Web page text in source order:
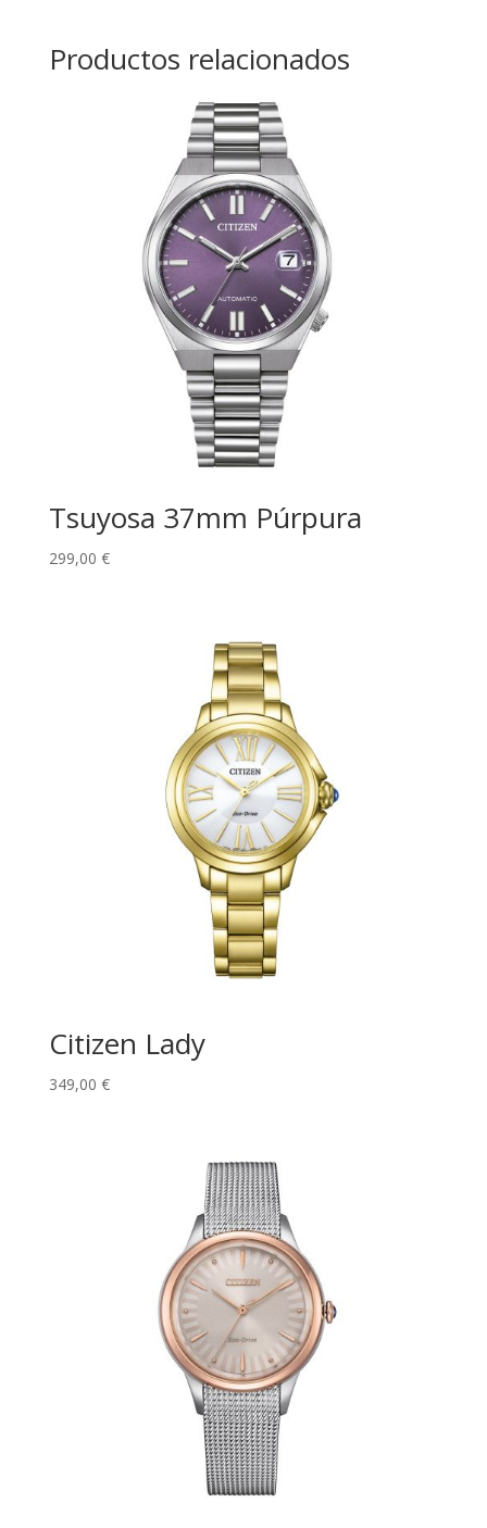
Productos relacionados
Tsuyosa 37mm Púrpura
299,00 €
Citizen Lady
349,00 €